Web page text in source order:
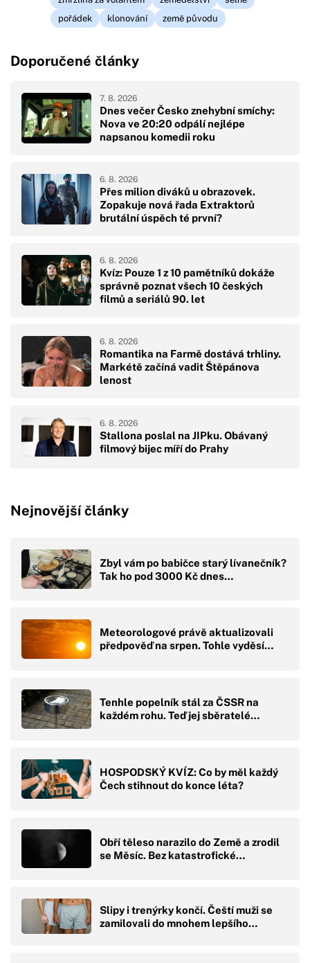
pořádek
klonování země původu
Doporučené články
Dnes večer Česko znehybní smíchy:
Nova ve 20:20 odpálí nejlépe
napsanou komedii roku
7. 8. 2026
Přes milion diváků u obrazovek.
Zopakuje nová řada Extraktorů
brutální úspěch té první?
6. 8. 2026
Kvíz: Pouze 1 z 10 pamětníků dokáže
správně poznat všech 10 českých
filmů a seriálů 90. let
6. 8. 2026
Romantika na Farmě dostává trhliny.
Markétě začíná vadit Štěpánova
lenost
6. 8. 2026
Stallona poslal na JIPku. Obávaný
filmový bijec míří do Prahy
6. 8. 2026
Nejnovější články
Zbyl vám po babičce starý lívanečník?
Tak ho pod 3000 Kč dnes…
Meteorologové právě aktualizovali
předpověď na srpen. Tohle vyděsí…
Tenhle popelník stál za ČSSR na
každém rohu. Teď jej sběratelé…
HOSPODSKÝ KVÍZ: Co by měl každý
Čech stihnout do konce léta?
Obří těleso narazilo do Země a zrodil
se Měsíc. Bez katastrofické…
Slipy i trenýrky končí. Čeští muži se
zamilovali do mnohem lepšího…